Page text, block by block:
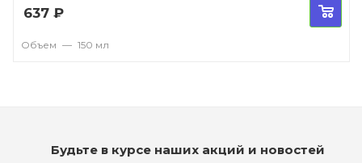
637 ₽
Объем — 150 мл
Будьте в курсе наших акций и новостей